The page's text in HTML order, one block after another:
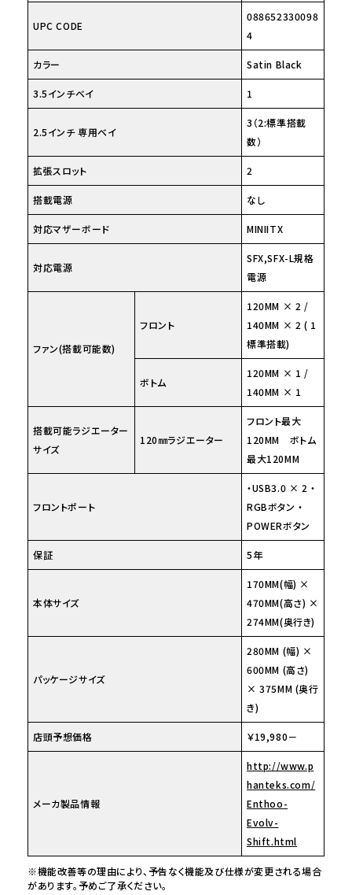
UPC CODE
088652330098
4
カラー Satin Black
3.5インチベイ 1
2.5インチ 専用ベイ
3（2:標準搭載
数）
拡張スロット 2
搭載電源 なし
対応マザーボード MINIITX
対応電源
SFX,SFX-L規格
電源
ファン(搭載可能数)
フロント
120MM × 2 /
140MM × 2 ( 1
標準搭載)
ボトム
120MM × 1 /
140MM × 1
搭載可能ラジエーター
サイズ
120㎜ラジエーター
フロント最大
120MM ボトム
最大120MM
フロントポート
・USB3.0 × 2 ・
RGBボタン ・
POWERボタン
保証 5年
本体サイズ
170MM(幅) ×
470MM(高さ) ×
274MM(奥行き)
パッケージサイズ
280MM (幅) ×
600MM (高さ)
× 375MM (奥行
き)
店頭予想価格 ￥19,980－
メーカ製品情報
http://www.p
hanteks.com/
Enthoo-
Evolv-
Shift.html
※機能改善等の理由により、予告なく機能及び仕様が変更される場合
があります。予めご了承ください。